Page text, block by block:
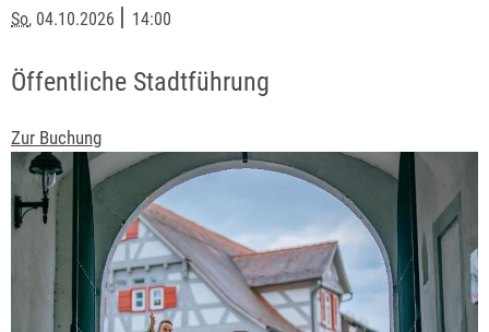
So, 04.10.2026 | 14:00
Öffentliche Stadtführung
Zur Buchung